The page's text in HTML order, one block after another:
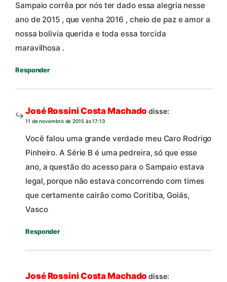
Sampaio corrêa por nós ter dado essa alegria nesse
ano de 2015 , que venha 2016 , cheio de paz e amor a
nossa bolivia querida e toda essa torcida
maravilhosa .
Responder
José Rossini Costa Machado disse:
11 de novembro de 2015 às 17:13
Você falou uma grande verdade meu Caro Rodrigo
Pinheiro. A Série B é uma pedreira, só que esse
ano, a questão do acesso para o Sampaio estava
legal, porque não estava concorrendo com times
que certamente cairão como Coritiba, Goiás,
Vasco
Responder
José Rossini Costa Machado disse: